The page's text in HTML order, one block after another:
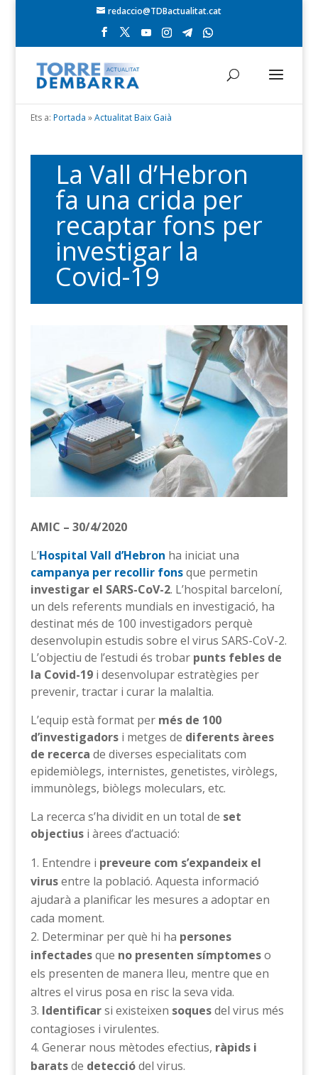
redaccio@TDBactualitat.cat
Ets a: Portada »Actualitat Baix Gaià
La Vall d’Hebron
fa una crida per
recaptar fons per
investigar la
Covid-19
AMIC – 30/4/2020
L’Hospital Vall d’Hebron ha iniciat una
campanya per recollir fonsque permetin
investigar el SARS-CoV-2. L’hospital barceloní,
un dels referents mundials en investigació, ha
destinat més de 100 investigadors perquè
desenvolupin estudis sobre el virus SARS-CoV-2.
L’objectiu de l’estudi és trobar punts febles de
la Covid-19i desenvolupar estratègies per
prevenir, tractar i curar la malaltia.
L’equip està format per més de 100
d’investigadorsi metges de diferents àrees
de recerca de diverses especialitats com
epidemiòlegs, internistes, genetistes, viròlegs,
immunòlegs, biòlegs moleculars, etc.
La recerca s’ha dividit en un total de set
objectiusi àrees d’actuació:
Entendre i preveure com s’expandeix el
virusentre la població. Aquesta informació
ajudarà a planificar les mesures a adoptar en
cada moment.
Determinar per què hi ha persones
infectadesque no presenten símptomeso
els presenten de manera lleu, mentre que en
altres el virus posa en risc la seva vida.
Identificarsi existeixen soquesdel virus més
contagioses i virulentes.
Generar nous mètodes efectius, ràpids i
baratsde detecciódel virus.